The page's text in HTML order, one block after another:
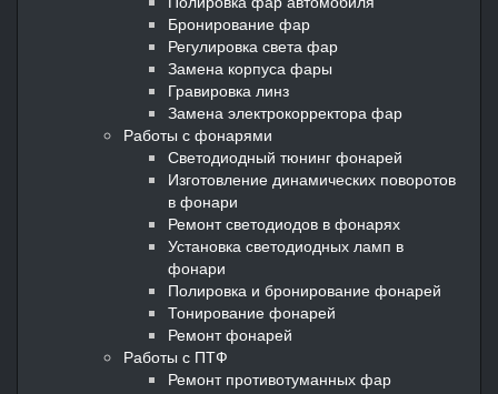
Бронирование фар
Регулировка света фар
Замена корпуса фары
Гравировка линз
Замена электрокорректора фар
Работы с фонарями
Светодиодный тюнинг фонарей
Изготовление динамических поворотов
в фонари
Ремонт светодиодов в фонарях
Установка светодиодных ламп в
фонари
Полировка и бронирование фонарей
Тонирование фонарей
Ремонт фонарей
Работы с ПТФ
Ремонт противотуманных фар